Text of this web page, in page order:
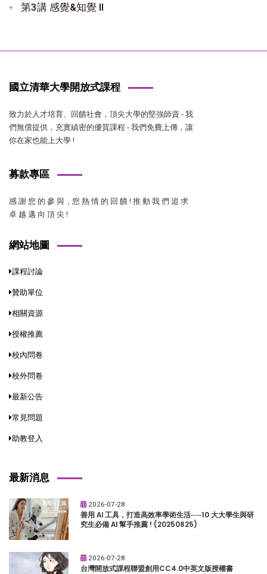
第3講 感覺&知覺 II
國立清華大學開放式課程
致力於人才培育、回饋社會，頂尖大學的堅強師資 - 我
們無償提供，充實縝密的優質課程 - 我們免費上傳，讓
你在家也能上大學 !
募款專區
感 謝 您 的 參 與，您 熱 情 的 回 饋 ! 推 動 我 們 追 求
卓 越 邁 向 頂 尖 !
網站地圖
課程討論
贊助單位
相關資源
授權推薦
校內問卷
校外問卷
最新公告
常見問題
助教登入
最新消息
2026-07-28
善用 AI 工具，打造高效率學術生活──10 大大學生與研
究生必備 AI 幫手推薦 ! (20250825)
2026-07-28
台灣開放式課程聯盟創用CC4.0中英文版授權書